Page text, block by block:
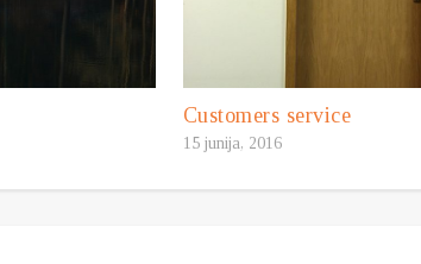
Customers service
15 junija, 2016